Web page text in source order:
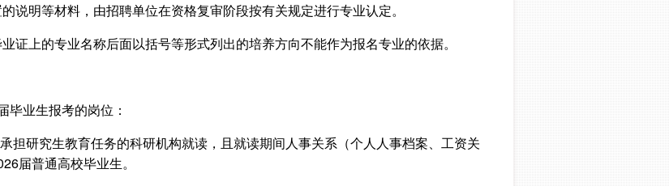
说明等材料，由招聘单位在资格复审阶段按有关规定进行专业认定。
证上的专业名称后面以括号等形式列出的培养方向不能作为报名专业的依据。
毕业生报考的岗位：
担研究生教育任务的科研机构就读，且就读期间人事关系（个人人事档案、工资关
届普通高校毕业生。